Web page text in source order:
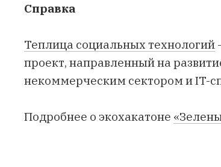
Справка
Теплица социальных технологий
проект, направленный на
некоммерческим сектором и IT-
Подробнее о экохакатоне